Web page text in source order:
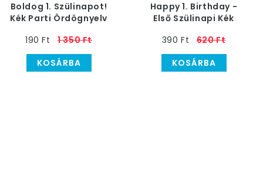
Boldog 1. Szülinapot!
Kék Parti Ördögnyelv
190 Ft
1 350 Ft
KOSÁRBA
Happy 1. Birthday -
Első Szülinapi Kék
cm
390 Ft
620 Ft
KOSÁRBA